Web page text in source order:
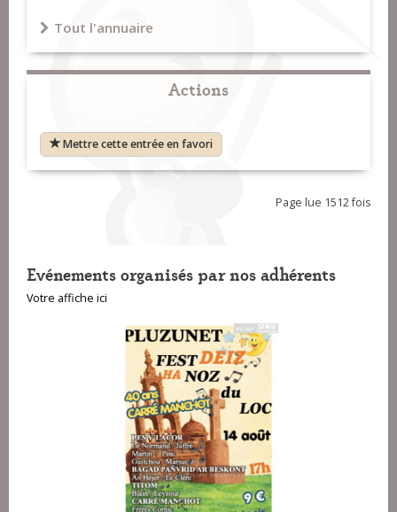
Tout l'annuaire
Actions
Mettre cette entrée en favori
Page lue 1512 fois
Evénements organisés par nos adhérents
Votre affiche ici